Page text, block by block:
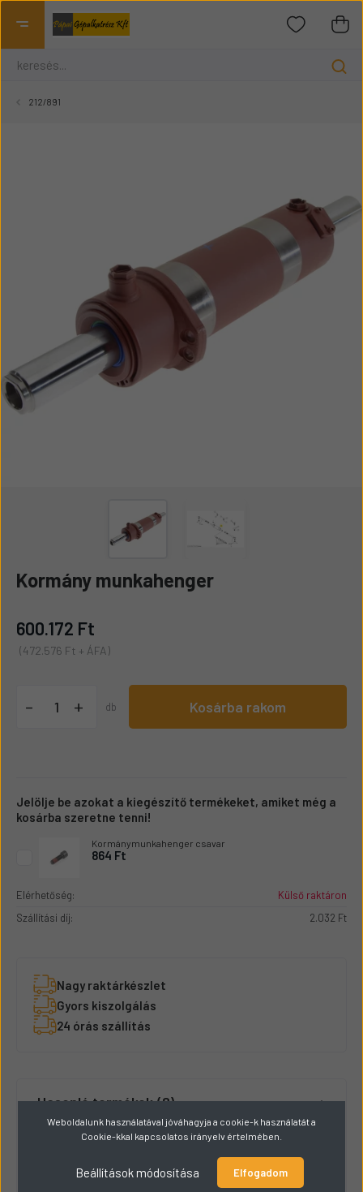
212/891
Kormány munkahenger
600.172 Ft
(472.576 Ft + ÁFA)
- + db Kosárba rakom
Jelölje be azokat a kiegészítő termékeket, amiket még a
kosárba szeretne tenni!
Kormánymunkahenger csavar
864 Ft
Elérhetőség:
Külső raktáron
Szállítási díj:
2.032 Ft
Nagy raktárkészlet
Gyors kiszolgálás
24 órás szállítás
Hasonló termékek 8
Weboldalunk használatával jóváhagyja a cookie-k használatát a
Cookie-kkal kapcsolatos irányelv értelmében.
Beállítások módosítása Elfogadom